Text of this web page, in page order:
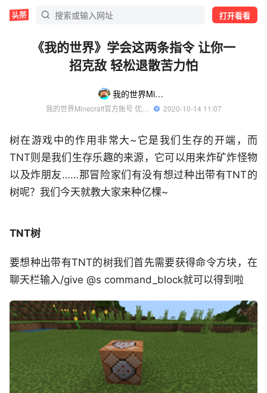
打开看看
《我的世界》学会这两条指令 让你一
招克敌 轻松退散苦力怕
我的世界Minecraft
我的世界Minecraft官方账号 优质游戏领域创作者
  2020-10-14 11:07
树在游戏中的作用非常大~它是我们生存的开端，而
TNT则是我们生存乐趣的来源，它可以用来炸矿炸怪物
以及炸朋友……那冒险家们有没有想过种出带有TNT的
树呢？我们今天就教大家来种亿棵~
TNT树
要想种出带有TNT的树我们首先需要获得命令方块，在
聊天栏输入/give @s command_block就可以得到啦